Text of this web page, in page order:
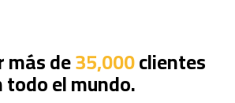
más de35,000clientes
todo el mundo.